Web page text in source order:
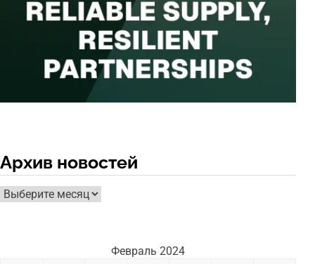
Архив новостей
Архив
новостей
Февраль 2024